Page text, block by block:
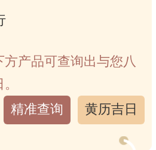
产品可查询出与您八
精准查询
黄历吉日